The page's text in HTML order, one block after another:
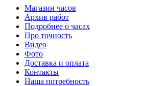
Магазин часов
Архив работ
Подробнее о часах
Про точность
Видео
Фото
Доставка и оплата
Контакты
Наша потребность